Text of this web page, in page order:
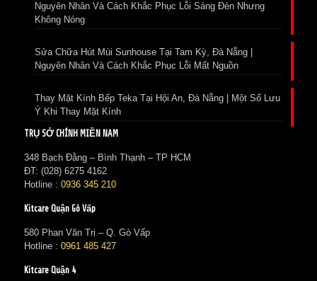
Nguyên Nhân Và Cách Khắc Phục Lỗi Sáng Đèn Nhưng
Không Nóng
Sửa Chữa Hút Mùi Sunhouse Tại Tam Kỳ, Đà Nẵng |
Nguyên Nhân Và Cách Khắc Phục Lỗi Mất Nguồn
Thay Mặt Kính Bếp Teka Tại Hội An, Đà Nẵng | Một Số Lưu
Ý Khi Thay Mặt Kính
TRỤ SỞ CHÍNH MIỀN NAM
348 Bạch Đằng – Bình Thạnh – TP HCM
ĐT: (028) 6275 4162
Hotline : 0936 345 210
Kitcare Quận Gò Vấp
580 Phan Văn Trị – Q. Gò Vấp
Hotline : 0961 485 427
Kitcare Quận 4